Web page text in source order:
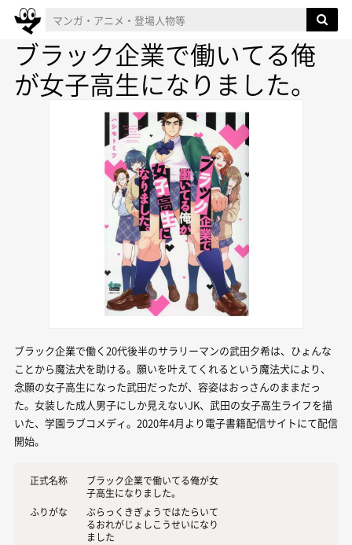
ブラック企業で働いてる俺
が女子高生になりました。
ブラック企業で働く20代後半のサラリーマンの武田夕希は、ひょんな
ことから魔法犬を助ける。願いを叶えてくれるという魔法犬により、
念願の女子高生になった武田だったが、容姿はおっさんのままだっ
た。女装した成人男子にしか見えないJK、武田の女子高生ライフを描
いた、学園ラブコメディ。2020年4月より電子書籍配信サイトにて配信
開始。
正式名称
ブラック企業で働いてる俺が女
子高生になりました。
ふりがな
ぶらっくきぎょうではたらいて
るおれがじょしこうせいになり
ました